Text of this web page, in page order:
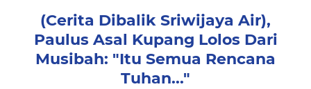
(Cerita Dibalik Sriwijaya Air),
Paulus Asal Kupang Lolos Dari
Musibah: "Itu Semua Rencana
Tuhan..."